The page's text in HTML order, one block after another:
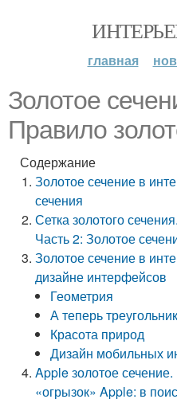
главная
Золотое
Правило
Содержание
Золотое сечение в
сечения
Сетка золотого
Часть 2: Золотое
Золотое сечение в
дизайне интерфейсов
Геометрия
А теперь треугольник
Красота природ
Дизайн мобильных
Apple золотое
«огрызок» Apple: в